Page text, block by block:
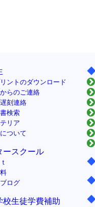
ントのダウンロード
らのご連絡
刻連絡
検索
リア
ついて
ースクール
ログ
校生徒学費補助